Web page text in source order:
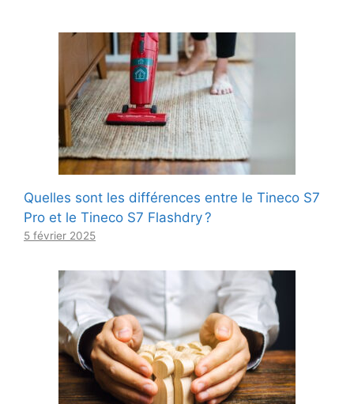
Quelles sont les différences entre le Tineco S7
Pro et le Tineco S7 Flashdry ?
5 février 2025